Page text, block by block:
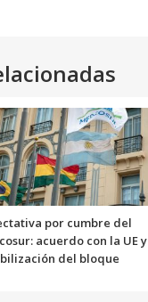
por cumbre del
acuerdo con la UE y
del bloque